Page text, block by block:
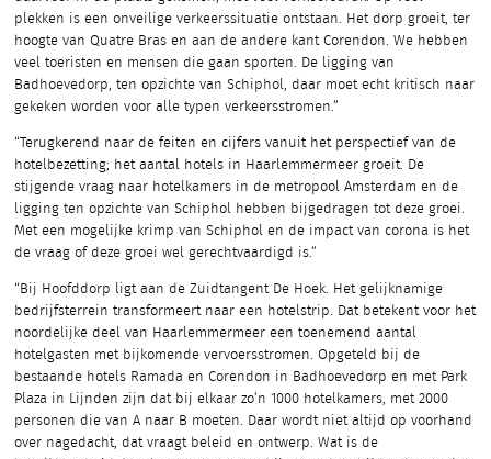
plekken is een onveilige verkeerssituatie ontstaan. Het dorp groeit, ter
hoogte van Quatre Bras en aan de andere kant Corendon. We hebben
veel toeristen en mensen die gaan sporten. De ligging van
Badhoevedorp, ten opzichte van Schiphol, daar moet echt kritisch naar
gekeken worden voor alle typen verkeersstromen.”
“Terugkerend naar de feiten en cijfers vanuit het perspectief van de
hotelbezetting; het aantal hotels in Haarlemmermeer groeit. De
stijgende vraag naar hotelkamers in de metropool Amsterdam en de
ligging ten opzichte van Schiphol hebben bijgedragen tot deze groei.
Met een mogelijke krimp van Schiphol en de impact van corona is het
de vraag of deze groei wel gerechtvaardigd is.”
“Bij Hoofddorp ligt aan de Zuidtangent De Hoek. Het gelijknamige
bedrijfsterrein transformeert naar een hotelstrip. Dat betekent voor het
noordelijke deel van Haarlemmermeer een toenemend aantal
hotelgasten met bijkomende vervoersstromen. Opgeteld bij de
bestaande hotels Ramada en Corendon in Badhoevedorp en met Park
Plaza in Lijnden zijn dat bij elkaar zo’n 1000 hotelkamers, met 2000
personen die van A naar B moeten. Daar wordt niet altijd op voorhand
over nagedacht, dat vraagt beleid en ontwerp. Wat is de